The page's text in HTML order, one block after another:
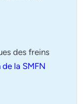
des freins
la SMFN